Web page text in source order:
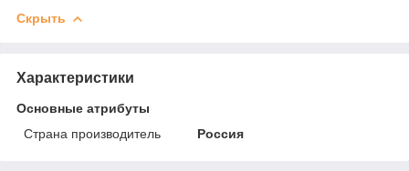
Скрыть
Характеристики
Основные атрибуты
Страна производитель
Россия